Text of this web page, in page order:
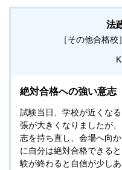
法
［その他合格校］
絶対合格への強い意志
試験当日、学校が近くな
張が大きくなりましたが
志を持ち直し、会場へ向
に自分は絶対合格できる
験が終わると自信が少し